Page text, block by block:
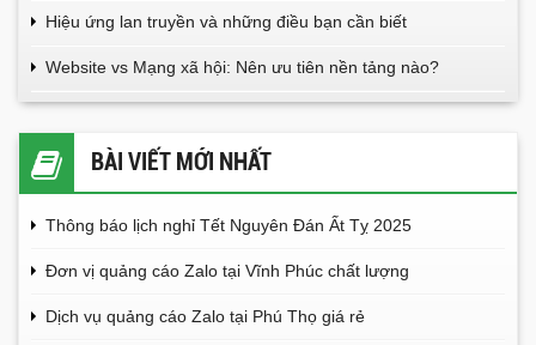
Hiệu ứng lan truyền và những điều bạn cần biết
Website vs Mạng xã hội: Nên ưu tiên nền tảng nào?
BÀI VIẾT MỚI NHẤT
Thông báo lịch nghỉ Tết Nguyên Đán Ất Tỵ 2025
Đơn vị quảng cáo Zalo tại Vĩnh Phúc chất lượng
Dịch vụ quảng cáo Zalo tại Phú Thọ giá rẻ